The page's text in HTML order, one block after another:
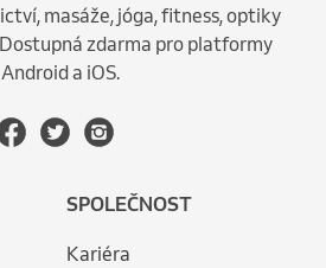
masáže, jóga, fitness, optiky
zdarma pro platformy
Android a iOS.
SPOLEČNOST
Kariéra